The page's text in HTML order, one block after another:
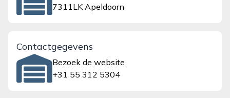
7311LK Apeldoorn
Contactgegevens
Bezoek de website
+31 55 312 5304